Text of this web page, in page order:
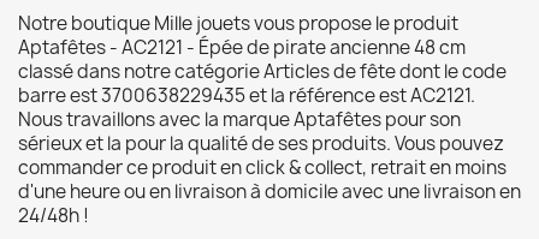
Notre boutique Mille jouets vous propose le produit
Aptafêtes - AC2121 - Épée de pirate ancienne 48 cm
classé dans notre catégorie Articles de fête dont le code
barre est 3700638229435 et la référence est AC2121.
Nous travaillons avec la marque Aptafêtes pour son
sérieux et la pour la qualité de ses produits. Vous pouvez
commander ce produit en click & collect, retrait en moins
d'une heure ou en livraison à domicile avec une livraison en
24/48h !